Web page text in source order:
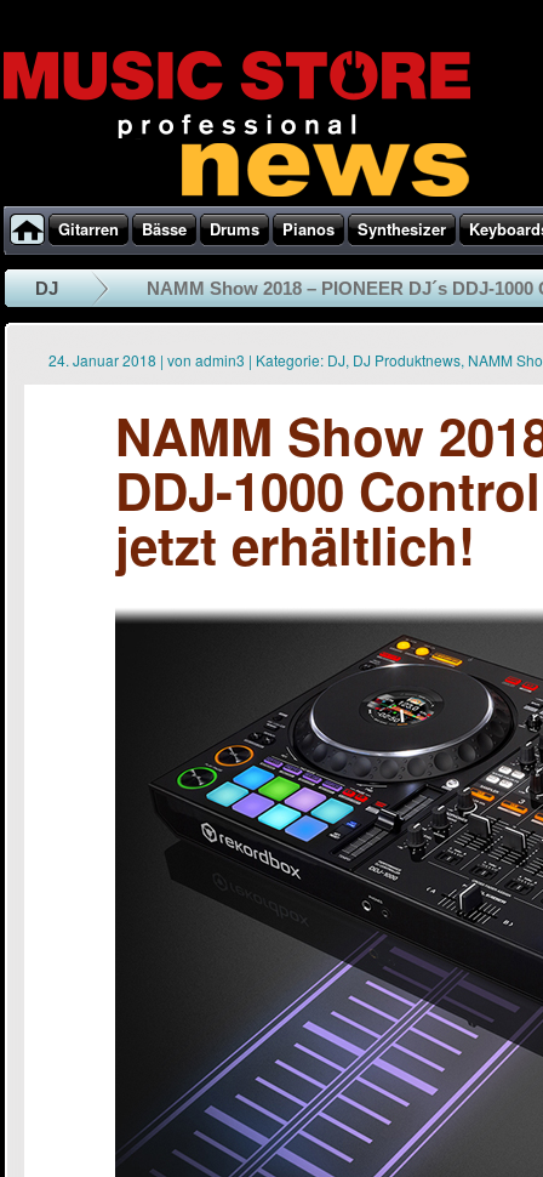
Gitarren Bässe Drums Pianos Synthesizer
DJ NAMM Show 2018 – PIONEER DJ´s DDJ-1000
24. Januar 2018 | von admin3 | Kategorie: DJ, DJ Produktnews, NAMM
NAMM Show
DDJ-1000
jetzt erhältlich!